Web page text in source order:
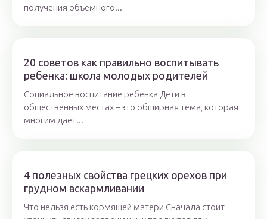
получения объемного...
20 советов как правильно воспитывать
ребенка: школа молодых родителей
Социальное воспитание ребенка Дети в
общественных местах – это обширная тема, которая
многим даёт...
4 полезных свойства грецких орехов при
грудном вскармливании
Что нельзя есть кормящей матери Сначала стоит